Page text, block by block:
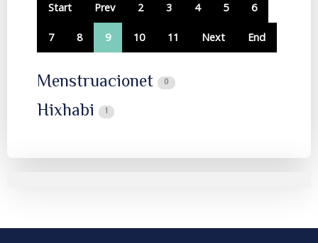
Start Prev 2 3 4 5 6
7 8 9 10 11 Next End
Menstruacionet 0
Hixhabi 1